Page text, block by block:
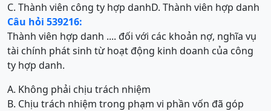
C. Thành viên công ty hợp danhD. Thành viên hợp danh
Câu hỏi 539216:
Thành viên hợp danh .... đối với các khoản nợ, nghĩa vụ
tài chính phát sinh từ hoạt động kinh doanh của công
ty hợp danh.
A. Không phải chịu trách nhiệm
B. Chịu trách nhiệm trong phạm vi phần vốn đã góp